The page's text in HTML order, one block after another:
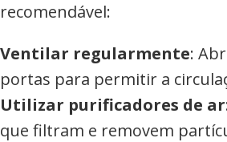
recomendável:
Ventilar regularmente:
portas para permitir a
Utilizar purificadores de ar
que filtram e removem